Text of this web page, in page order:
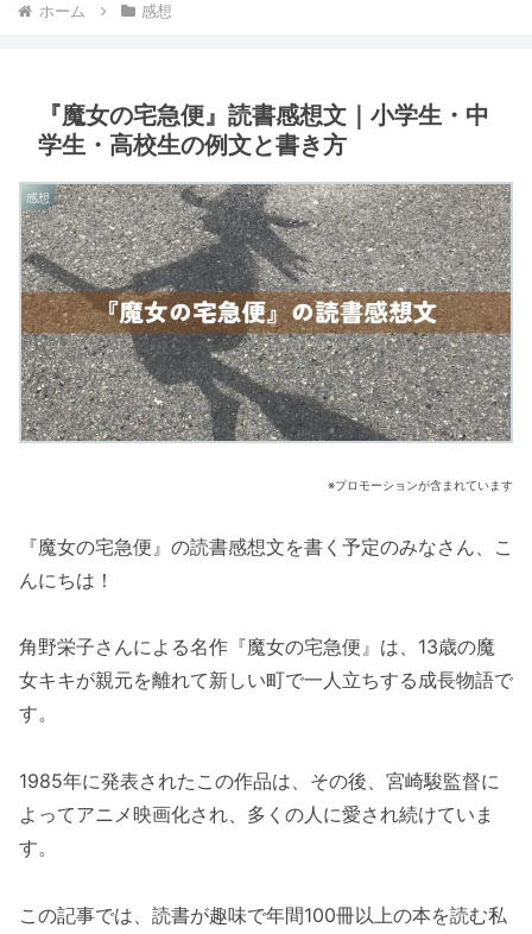
ホーム 感想
『魔女の宅急便』読書感想文｜小学生・中
学生・高校生の例文と書き方
感想
※プロモーションが含まれています
『魔女の宅急便』の読書感想文を書く予定のみなさん、こ
んにちは！
角野栄子さんによる名作『魔女の宅急便』は、13歳の魔
女キキが親元を離れて新しい町で一人立ちする成長物語で
す。
1985年に発表されたこの作品は、その後、宮崎駿監督に
よってアニメ映画化され、多くの人に愛され続けていま
す。
この記事では、読書が趣味で年間100冊以上の本を読む私